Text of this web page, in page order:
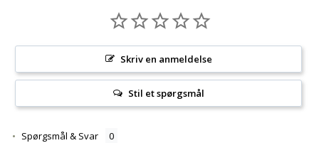
Skriv en anmeldelse
Stil et spørgsmål
Spørgsmål & Svar